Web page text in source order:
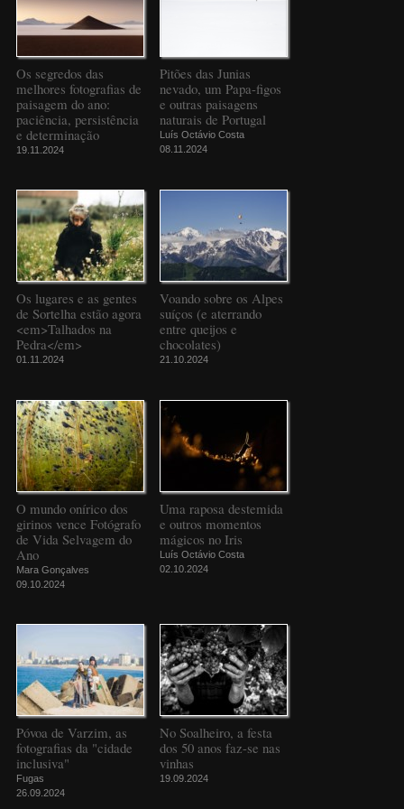
Os segredos das
melhores fotografias de
paisagem do ano:
paciência, persistência
e determinação
19.11.2024
Pitões das Junias
nevado, um Papa-figos
e outras paisagens
naturais de Portugal
Luís Octávio Costa
08.11.2024
Os lugares e as gentes
de Sortelha estão agora
<em>Talhados na
Pedra</em>
01.11.2024
Voando sobre os Alpes
suíços (e aterrando
entre queijos e
chocolates)
21.10.2024
O mundo onírico dos
girinos vence Fotógrafo
de Vida Selvagem do
Ano
Mara Gonçalves
09.10.2024
Uma raposa destemida
e outros momentos
mágicos no Iris
Luís Octávio Costa
02.10.2024
Póvoa de Varzim, as
fotografias da "cidade
inclusiva"
Fugas
26.09.2024
No Soalheiro, a festa
dos 50 anos faz-se nas
vinhas
19.09.2024